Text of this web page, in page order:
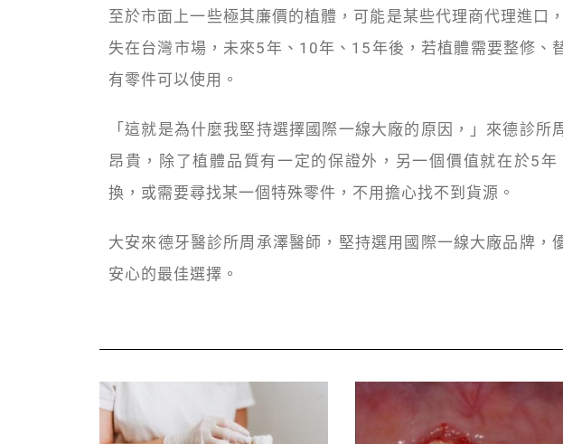
至於市面上一些極其廉價的植體，可能是某些代理商代理進口
失在台灣市場，未來5年、10年、15年後，若植體需要整修、
有零件可以使用。
「這就是為什麼我堅持選擇國際一線大廠的原因，」來德診
昂貴，除了植體品質有一定的保證外，另一個價值就在於5
換，或需要尋找某一個特殊零件，不用擔心找不到貨源。
大安來德牙醫診所周承澤醫師，堅持選用國際一線大廠品牌，
安心的最佳選擇。